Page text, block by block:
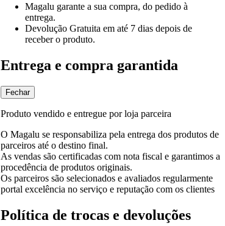
Magalu garante a sua compra, do pedido à
entrega.
Devolução Gratuita em até 7 dias depois de
receber o produto.
Entrega e compra garantida
Fechar
Produto vendido e entregue por loja parceira
O Magalu se responsabiliza pela entrega dos produtos de
parceiros até o destino final.
As vendas são certificadas com nota fiscal e garantimos a
procedência de produtos originais.
Os parceiros são selecionados e avaliados regularmente
portal excelência no serviço e reputação com os clientes
Política de trocas e devoluções